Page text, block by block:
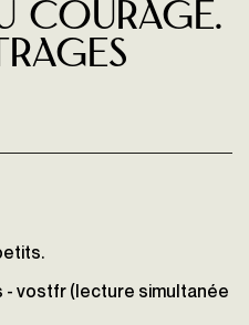
courage.
- vostfr (lecture simultanée